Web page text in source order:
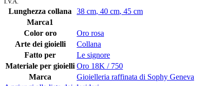
Lunghezza collana 38 cm, 40 cm, 45 cm
Marca1
Color oro
Oro rosa
Arte dei gioielli
Collana
Fatto per
Le signore
Materiale per gioielli Oro 18K / 750
Marca
Gioielleria raffinata di Sophy Geneva